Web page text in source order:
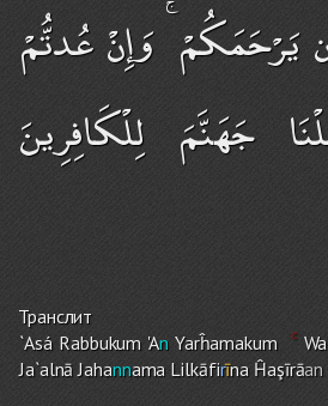
وَإِنْ عُدتُّمْ
جَهَنَّمَ لِلْكَافِرِينَ
Транслит
`Asá Rabbukum 'AnYarĥamakum Wa
Ja`alnā Jahannama Lilkāfirīna Ĥaşīrāan